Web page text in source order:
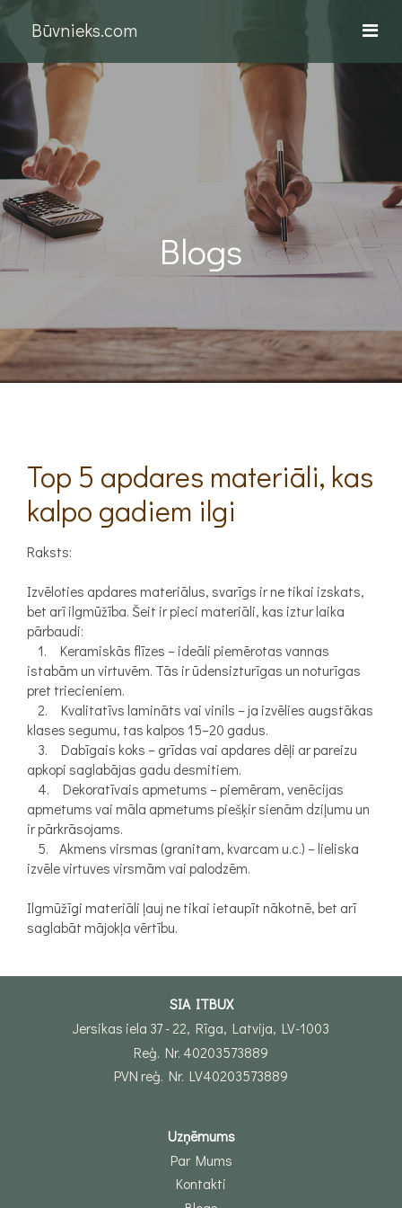
Būvnieks.com
Blogs
Top 5 apdares materiāli, kas
kalpo gadiem ilgi
Raksts:
Izvēloties apdares materiālus, svarīgs ir ne tikai izskats,
bet arī ilgmūžība. Šeit ir pieci materiāli, kas iztur laika
pārbaudi:
1. Keramiskās flīzes – ideāli piemērotas vannas
istabām un virtuvēm. Tās ir ūdensizturīgas un noturīgas
pret triecieniem.
2. Kvalitatīvs lamināts vai vinils – ja izvēlies augstākas
klases segumu, tas kalpos 15–20 gadus.
3. Dabīgais koks – grīdas vai apdares dēļi ar pareizu
apkopi saglabājas gadu desmitiem.
4. Dekoratīvais apmetums – piemēram, venēcijas
apmetums vai māla apmetums piešķir sienām dziļumu un
ir pārkrāsojams.
5. Akmens virsmas (granitam, kvarcam u.c.) – lieliska
izvēle virtuves virsmām vai palodzēm.
Ilgmūžīgi materiāli ļauj ne tikai ietaupīt nākotnē, bet arī
saglabāt mājokļa vērtību.
SIA ITBUX
Jersikas iela 37 - 22, Rīga, Latvija, LV-1003
Reģ. Nr. 40203573889
PVN reģ. Nr. LV40203573889
Uzņēmums
Par Mums
Kontakti